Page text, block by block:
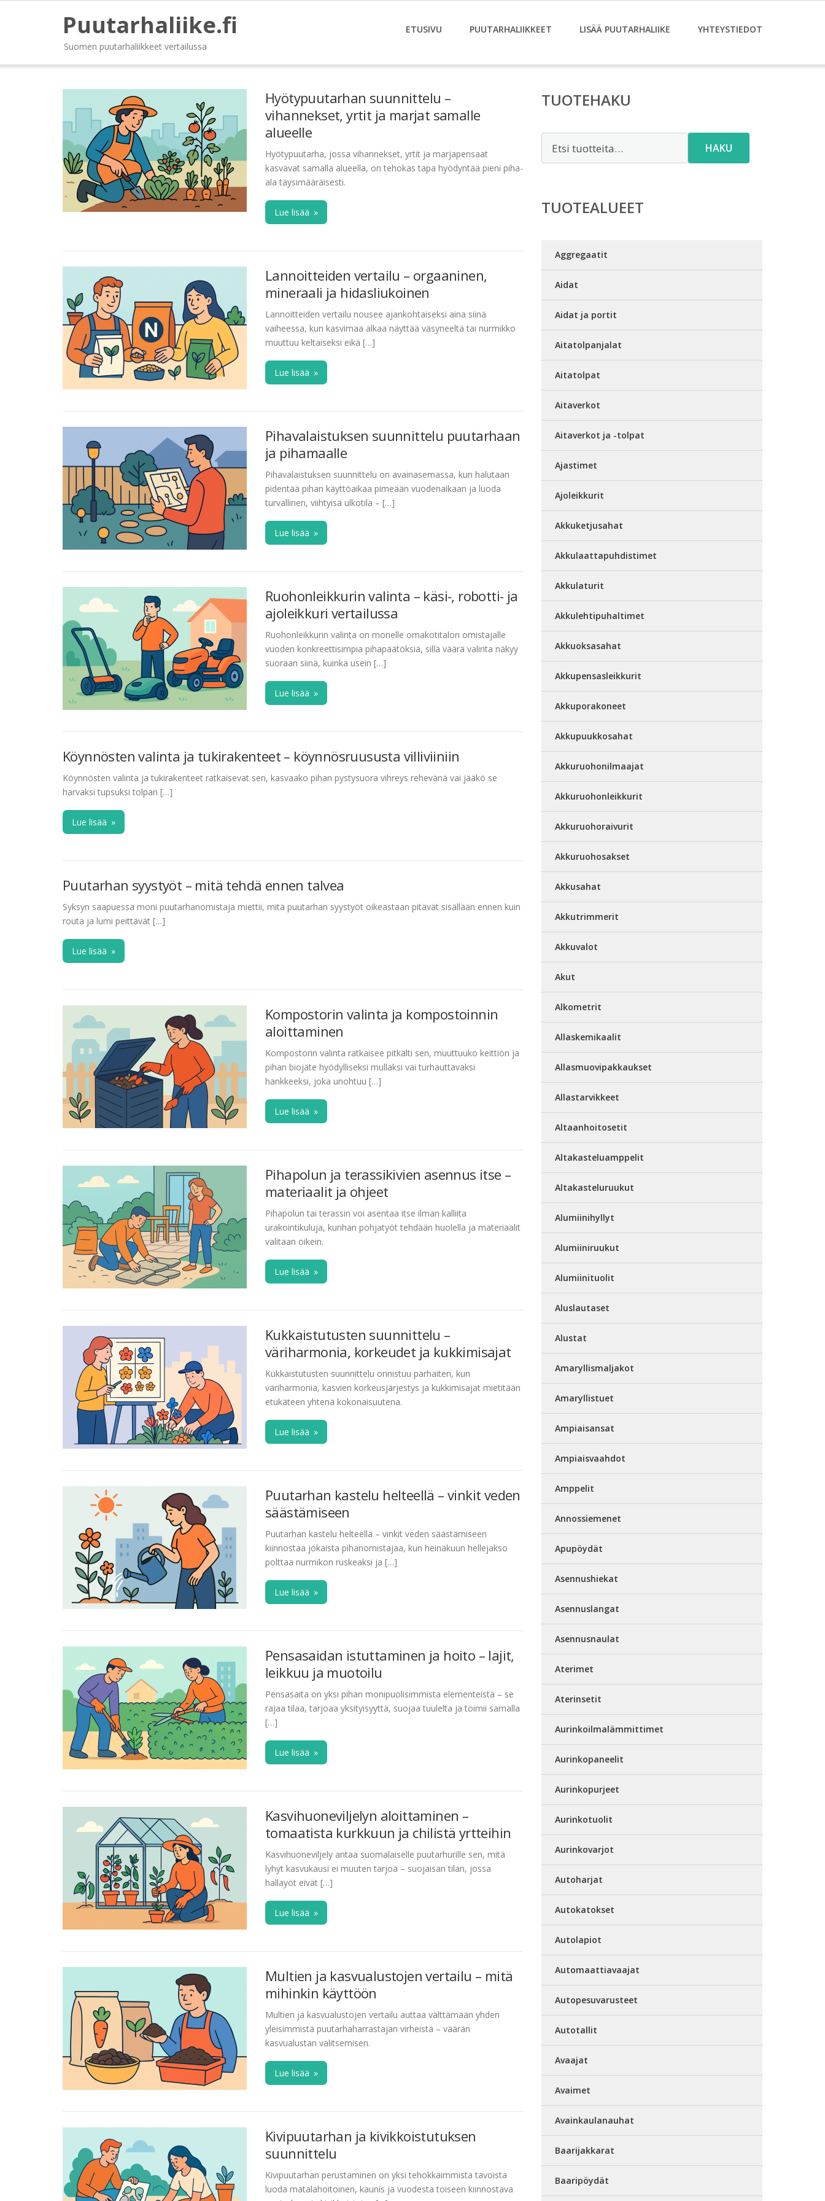
Puutarhaliike.fi
Suomen puutarhaliikkeet vertailussa
ETUSIVU PUUTARHALIIKKEET LISÄÄ PUUTARHALIIKE YHTEYSTIEDOT
Hyötypuutarhan suunnittelu –
vihannekset, yrtit ja marjat samalle
alueelle
Hyötypuutarha, jossa vihannekset, yrtit ja marjapensaat
kasvavat samalla alueella, on tehokas tapa hyödyntää pieni piha-
ala täysimääräisesti.
Lue lisää »
Lannoitteiden vertailu – orgaaninen,
mineraali ja hidasliukoinen
Lannoitteiden vertailu nousee ajankohtaiseksi aina siinä
vaiheessa, kun kasvimaa alkaa näyttää väsyneeltä tai nurmikko
muuttuu keltaiseksi eikä […]
Lue lisää »
Pihavalaistuksen suunnittelu puutarhaan
ja pihamaalle
Pihavalaistuksen suunnittelu on avainasemassa, kun halutaan
pidentää pihan käyttöaikaa pimeään vuodenaikaan ja luoda
turvallinen, viihtyisä ulkotila – […]
Lue lisää »
Ruohonleikkurin valinta – käsi-, robotti- ja
ajoleikkuri vertailussa
Ruohonleikkurin valinta on monelle omakotitalon omistajalle
vuoden konkreettisimpia pihapäätöksiä, sillä väärä valinta näkyy
suoraan siinä, kuinka usein […]
Lue lisää »
Köynnösten valinta ja tukirakenteet – köynnösruususta villiviiniin
Köynnösten valinta ja tukirakenteet ratkaisevat sen, kasvaako pihan pystysuora vihreys rehevänä vai jääkö se
harvaksi tupsuksi tolpan […]
Lue lisää »
Puutarhan syystyöt – mitä tehdä ennen talvea
Syksyn saapuessa moni puutarhanomistaja miettii, mitä puutarhan syystyöt oikeastaan pitävät sisällään ennen kuin
routa ja lumi peittävät […]
Lue lisää »
Kompostorin valinta ja kompostoinnin
aloittaminen
Kompostorin valinta ratkaisee pitkälti sen, muuttuuko keittiön ja
pihan biojäte hyödylliseksi mullaksi vai turhauttavaksi
hankkeeksi, joka unohtuu […]
Lue lisää »
Pihapolun ja terassikivien asennus itse –
materiaalit ja ohjeet
Pihapolun tai terassin voi asentaa itse ilman kalliita
urakointikuluja, kunhan pohjatyöt tehdään huolella ja materiaalit
valitaan oikein.
Lue lisää »
Kukkaistutusten suunnittelu –
väriharmonia, korkeudet ja kukkimisajat
Kukkaistutusten suunnittelu onnistuu parhaiten, kun
väriharmonia, kasvien korkeusjärjestys ja kukkimisajat mietitään
etukäteen yhtenä kokonaisuutena.
Lue lisää »
Puutarhan kastelu helteellä – vinkit veden
säästämiseen
Puutarhan kastelu helteellä – vinkit veden säästämiseen
kiinnostaa jokaista pihanomistajaa, kun heinäkuun hellejakso
polttaa nurmikon ruskeaksi ja […]
Lue lisää »
Pensasaidan istuttaminen ja hoito – lajit,
leikkuu ja muotoilu
Pensasaita on yksi pihan monipuolisimmista elementeistä – se
rajaa tilaa, tarjoaa yksityisyyttä, suojaa tuulelta ja toimii samalla
[…]
Lue lisää »
Kasvihuoneviljelyn aloittaminen –
tomaatista kurkkuun ja chilistä yrtteihin
Kasvihuoneviljely antaa suomalaiselle puutarhurille sen, mitä
lyhyt kasvukausi ei muuten tarjoa – suojaisan tilan, jossa
hallayöt eivät […]
Lue lisää »
Multien ja kasvualustojen vertailu – mitä
mihinkin käyttöön
Multien ja kasvualustojen vertailu auttaa välttämään yhden
yleisimmistä puutarhaharrastajan virheistä – väärän
kasvualustan valitsemisen.
Lue lisää »
Kivipuutarhan ja kivikkoistutuksen
suunnittelu
Kivipuutarhan perustaminen on yksi tehokkaimmista tavoista
luoda matalahoitoinen, kaunis ja vuodesta toiseen kiinnostava
TUOTEHAKU
HAKU
TUOTEALUEET
Aggregaatit
Aidat
Aidat ja portit
Aitatolpanjalat
Aitatolpat
Aitaverkot
Aitaverkot ja -tolpat
Ajastimet
Ajoleikkurit
Akkuketjusahat
Akkulaattapuhdistimet
Akkulaturit
Akkulehtipuhaltimet
Akkuoksasahat
Akkupensasleikkurit
Akkuporakoneet
Akkupuukkosahat
Akkuruohonilmaajat
Akkuruohonleikkurit
Akkuruohoraivurit
Akkuruohosakset
Akkusahat
Akkutrimmerit
Akkuvalot
Akut
Alkometrit
Allaskemikaalit
Allasmuovipakkaukset
Allastarvikkeet
Altaanhoitosetit
Altakasteluamppelit
Altakasteluruukut
Alumiinihyllyt
Alumiiniruukut
Alumiinituolit
Aluslautaset
Alustat
Amaryllismaljakot
Amaryllistuet
Ampiaisansat
Ampiaisvaahdot
Amppelit
Annossiemenet
Apupöydät
Asennushiekat
Asennuslangat
Asennusnaulat
Aterimet
Aterinsetit
Aurinkoilmalämmittimet
Aurinkopaneelit
Aurinkopurjeet
Aurinkotuolit
Aurinkovarjot
Autoharjat
Autokatokset
Autolapiot
Automaattiavaajat
Autopesuvarusteet
Autotallit
Avaajat
Avaimet
Avainkaulanauhat
Baarijakkarat
Baaripöydät